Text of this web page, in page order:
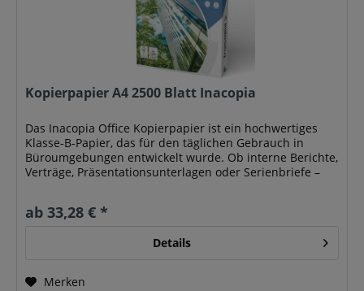
Kopierpapier A4 2500 Blatt Inacopia
Das Inacopia Office Kopierpapier ist ein hochwertiges
Klasse-B-Papier, das für den täglichen Gebrauch in
Büroumgebungen entwickelt wurde. Ob interne Berichte,
Verträge, Präsentationsunterlagen oder Serienbriefe –
ab 33,28 € *
Details
Merken